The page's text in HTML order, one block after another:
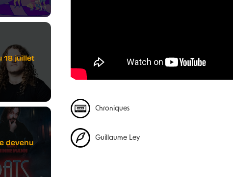
18 juillet
devenu
Chroniques
Guillaume Ley